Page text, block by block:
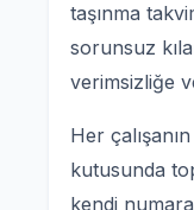
taşınma
sorunsuz
verimsizliğe
Her
kutusunda
kendi